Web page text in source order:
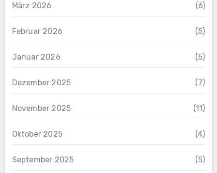
März 2026 (6)
Februar 2026 (5)
Januar 2026 (5)
Dezember 2025 (7)
November 2025 (11)
Oktober 2025 (4)
September 2025 (5)